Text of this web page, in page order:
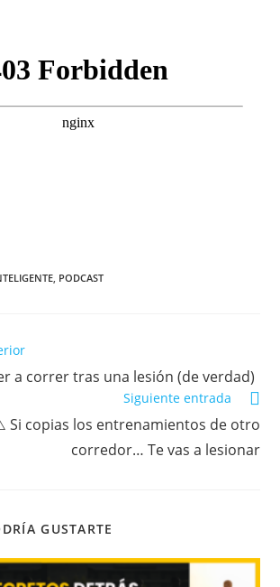
PODCAST
a correr tras una lesión (de verdad)
Siguiente entrada
Si copias los entrenamientos de otro
corredor… Te vas a lesionar
GUSTARTE